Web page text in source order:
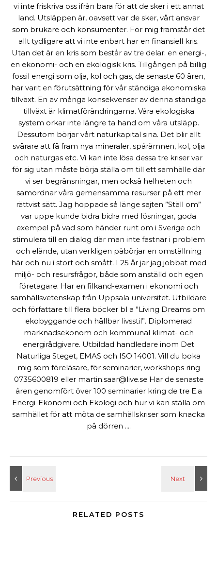
vi inte friskriva oss ifrån bara för att de sker i ett annat
land. Utsläppen är, oavsett var de sker, vårt ansvar
som brukare och konsumenter. För mig framstår det
allt tydligare att vi inte enbart har en finansiell kris.
Utan det är en kris som består av tre delar: en energi-,
en ekonomi- och en ekologisk kris. Tillgången på billig
fossil energi som olja, kol och gas, de senaste 60 åren,
har varit en förutsättning för vår ständiga ekonomiska
tillväxt. En av många konsekvenser av denna ständiga
tillväxt är klimatförändringarna. Våra ekologiska
system orkar inte längre ta hand om våra utsläpp.
Dessutom börjar vårt naturkapital sina. Det blir allt
svårare att få fram nya mineraler, spårämnen, kol, olja
och naturgas etc. Vi kan inte lösa dessa tre kriser var
för sig utan måste börja ställa om till ett samhälle där
vi ser begränsningar, men också helheten och
samordnar våra gemensamma resurser på ett mer
rättvist sätt. Jag hoppade så länge sajten ”Ställ om”
var uppe kunde bidra bidra med lösningar, goda
exempel på vad som händer runt om i Sverige och
stimulera till en dialog där man inte fastnar i problem
och elände, utan verkligen påbörjar en omställning
här och nu i stort och smått. I 25 år jar jag jobbat med
miljö- och resursfrågor, både som anställd och egen
företagare. Har en filkand-examen i ekonomi och
samhällsvetenskap från Uppsala universitet. Utbildare
och författare till flera böcker bl a ”Living Dreams om
ekobyggande och hållbar livsstil”. Diplomerad
marknadsekonom och kommunal klimat- och
energirådgivare. Utbildad handledare inom Det
Naturliga Steget, EMAS och ISO 14001. Vill du boka
mig som föreläsare, för seminarier, workshops ring
0735600819 eller martin.saar@live.se Har de senaste
åren genomfört över 100 seminarier kring de tre E.a
Energi-Ekonomi och Ekologi och hur vi kan ställa om
samhället för att möta de samhällskriser som knacka
på dörren ....
RELATED POSTS